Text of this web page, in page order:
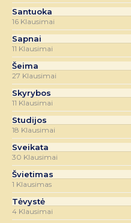
Santuoka
16 Klausimai
Sapnai
11 Klausimai
Šeima
27 Klausimai
Skyrybos
11 Klausimai
Studijos
18 Klausimai
Sveikata
30 Klausimai
Švietimas
1 Klausimas
Tėvystė
4 Klausimai